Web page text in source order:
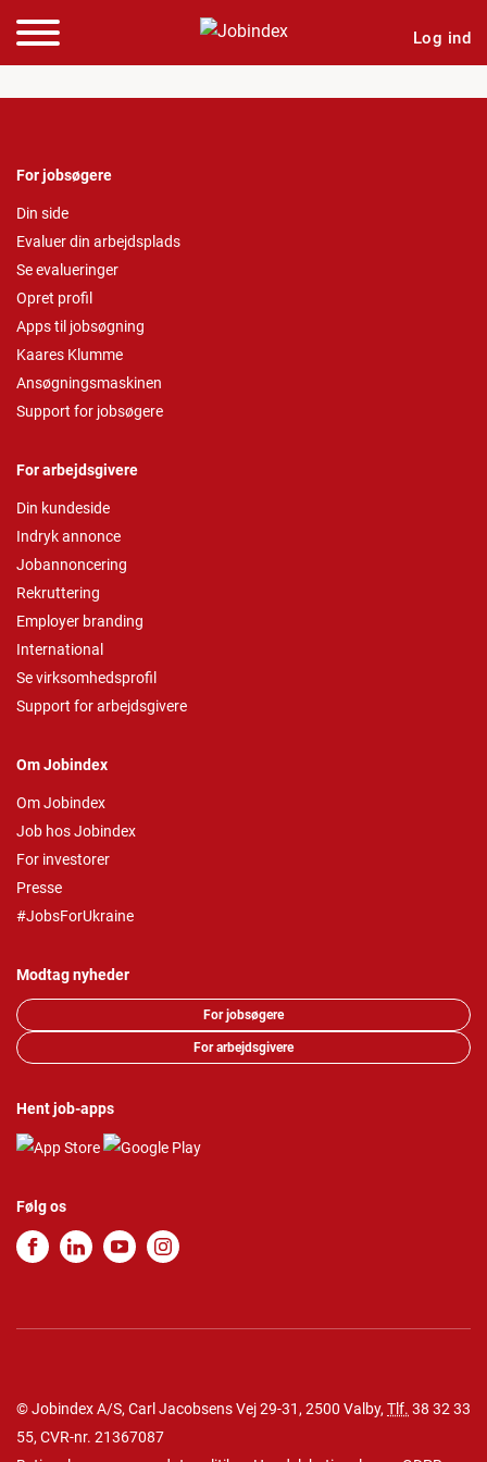
Log ind
For jobsøgere
Din side
Evaluer din arbejdsplads
Se evalueringer
Opret profil
Apps til jobsøgning
Kaares Klumme
Ansøgningsmaskinen
Support for jobsøgere
For arbejdsgivere
Din kundeside
Indryk annonce
Jobannoncering
Rekruttering
Employer branding
International
Se virksomhedsprofil
Support for arbejdsgivere
Om Jobindex
Om Jobindex
Job hos Jobindex
For investorer
Presse
#JobsForUkraine
Modtag nyheder
For jobsøgere
For arbejdsgivere
Hent job-apps
Følg os
© Jobindex A/S, Carl Jacobsens Vej 29-31, 2500 Valby, Tlf. 38 32 33
55, CVR-nr. 21367087